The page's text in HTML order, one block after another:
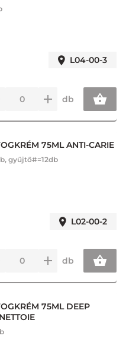
L04-00-3
db
75ML ANTI-CARIE
gyűjtő#=12db
L02-00-2
db
75ML DEEP